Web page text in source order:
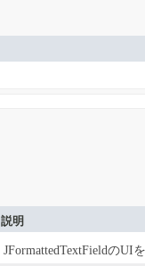
説明
JFormattedTextFieldのUI